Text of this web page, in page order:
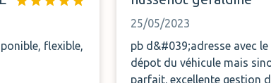
25/05/2023
pb d&#039;adresse avec le
dépot du véhicule mais
parfait. excellente gestion